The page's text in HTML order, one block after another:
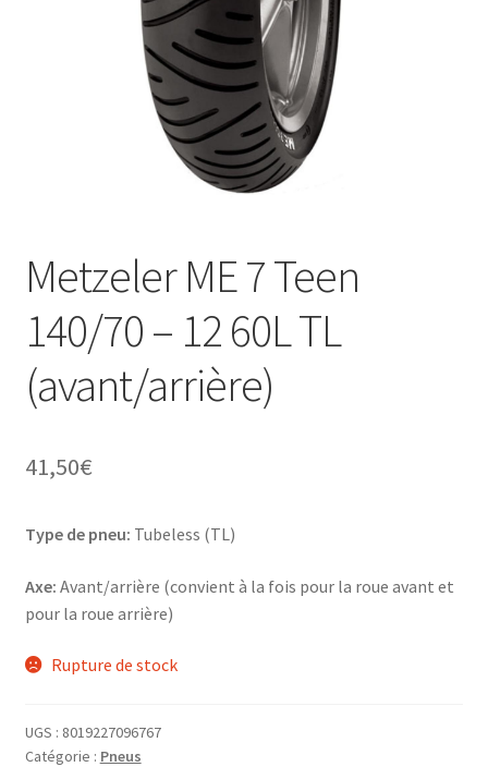
Metzeler ME 7 Teen
140/70 – 12 60L TL
(avant/arrière)
41,50€
Type de pneu: Tubeless (TL)
Axe: Avant/arrière (convient à la fois pour la roue avant et
pour la roue arrière)
Rupture de stock
UGS : 8019227096767
Catégorie : Pneus